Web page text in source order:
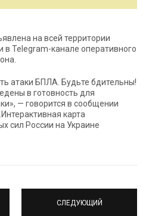
на всей территории
в Telegram-канале оперативного
атаки БПЛА. Будьте бдительны!
в готовность для
— говорится в сообщении
карта
сил России на Украине
СЛЕДУЮЩИЙ